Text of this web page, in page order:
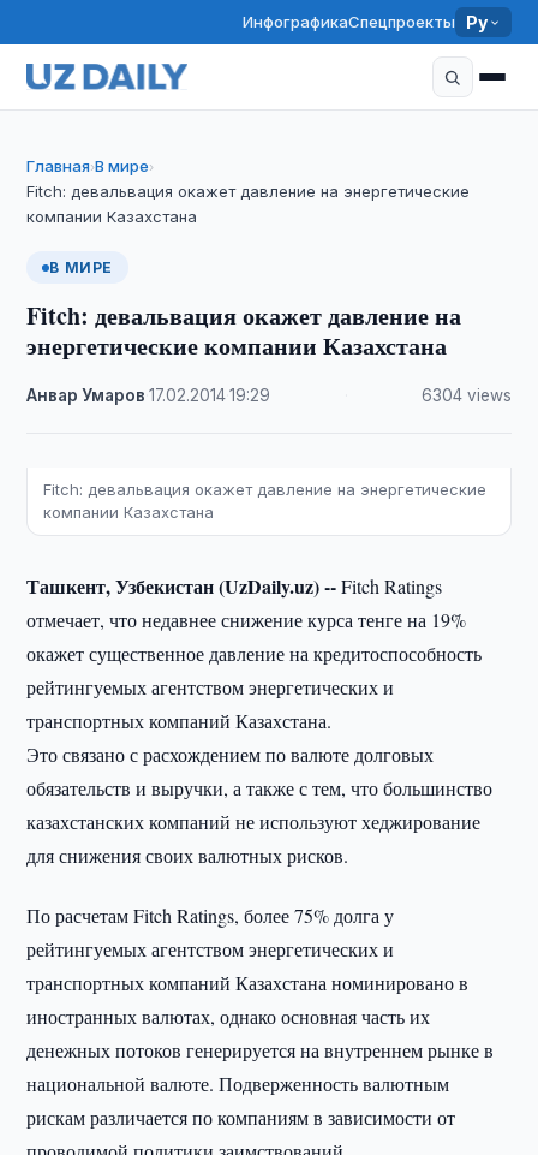
ИнфографикаСпецпроекты Ру
Главная›В мире›
Fitch: девальвация окажет давление на энергетические
компании Казахстана
В МИРЕ
Fitch: девальвация окажет давление на
энергетические компании Казахстана
Анвар Умаров ·17.02.2014·19:29 6304 views
Fitch: девальвация окажет давление на энергетические
компании Казахстана
Ташкент, Узбекистан (UzDaily.uz) --Fitch Ratings
отмечает, что недавнее снижение курса тенге на 19%
окажет существенное давление на кредитоспособность
рейтингуемых агентством энергетических и
транспортных компаний Казахстана.
Это связано с расхождением по валюте долговых
обязательств и выручки, а также с тем, что большинство
казахстанских компаний не используют хеджирование
для снижения своих валютных рисков.
По расчетам Fitch Ratings, более 75% долга у
рейтингуемых агентством энергетических и
транспортных компаний Казахстана номинировано в
иностранных валютах, однако основная часть их
денежных потоков генерируется на внутреннем рынке в
национальной валюте. Подверженность валютным
рискам различается по компаниям в зависимости от